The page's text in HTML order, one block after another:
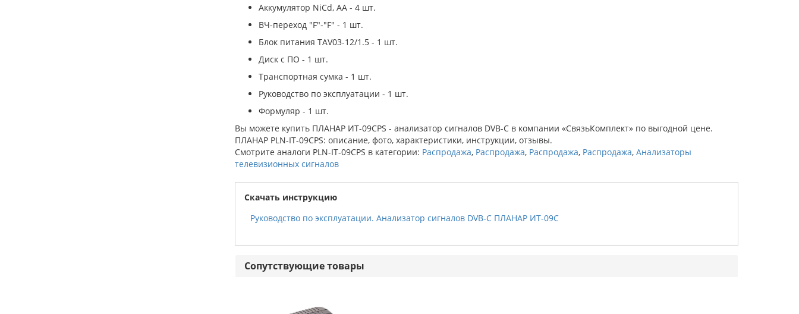
Аккумулятор NiCd, АА - 4 шт.
ВЧ-переход "F"-"F" - 1 шт.
Блок питания ТАV03-12/1.5 - 1 шт.
Диск с ПО - 1 шт.
Транспортная сумка - 1 шт.
Руководство по эксплуатации - 1 шт.
Формуляр - 1 шт.
Вы можете купить ПЛАНАР ИТ-09СPS - анализатор сигналов DVB-C в компании «СвязьКомплект» по выгодной цене.
ПЛАНАР PLN-IT-09CPS: описание, фото, характеристики, инструкции, отзывы.
Смотрите аналоги PLN-IT-09CPS в категории: Распродажа, Распродажа, Распродажа, Распродажа, Анализаторы
телевизионных сигналов
Скачать инструкцию
Руководство по эксплуатации. Анализатор сигналов DVB-C ПЛАНАР ИТ-09С
Сопутствующие товары